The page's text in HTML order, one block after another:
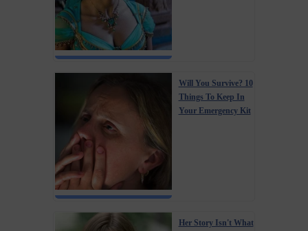
Will You Survive? 10
Things To Keep In
Your Emergency Kit
Her Story Isn't What